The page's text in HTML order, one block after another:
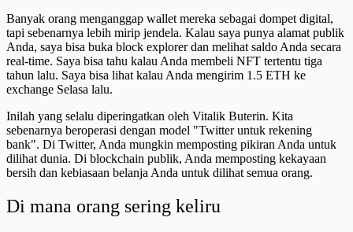
Banyak orang menganggap wallet mereka sebagai dompet digital,
tapi sebenarnya lebih mirip jendela. Kalau saya punya alamat publik
Anda, saya bisa buka block explorer dan melihat saldo Anda secara
real-time. Saya bisa tahu kalau Anda membeli NFT tertentu tiga
tahun lalu. Saya bisa lihat kalau Anda mengirim 1.5 ETH ke
exchange Selasa lalu.
Inilah yang selalu diperingatkan oleh Vitalik Buterin. Kita
sebenarnya beroperasi dengan model "Twitter untuk rekening
bank". Di Twitter, Anda mungkin memposting pikiran Anda untuk
dilihat dunia. Di blockchain publik, Anda memposting kekayaan
bersih dan kebiasaan belanja Anda untuk dilihat semua orang.
Di mana orang sering keliru